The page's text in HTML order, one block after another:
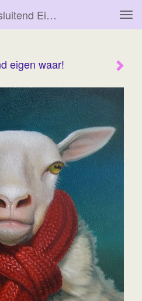
Frank Warmerdam - Uitsluitend Eigen Waar!
eigen waar!